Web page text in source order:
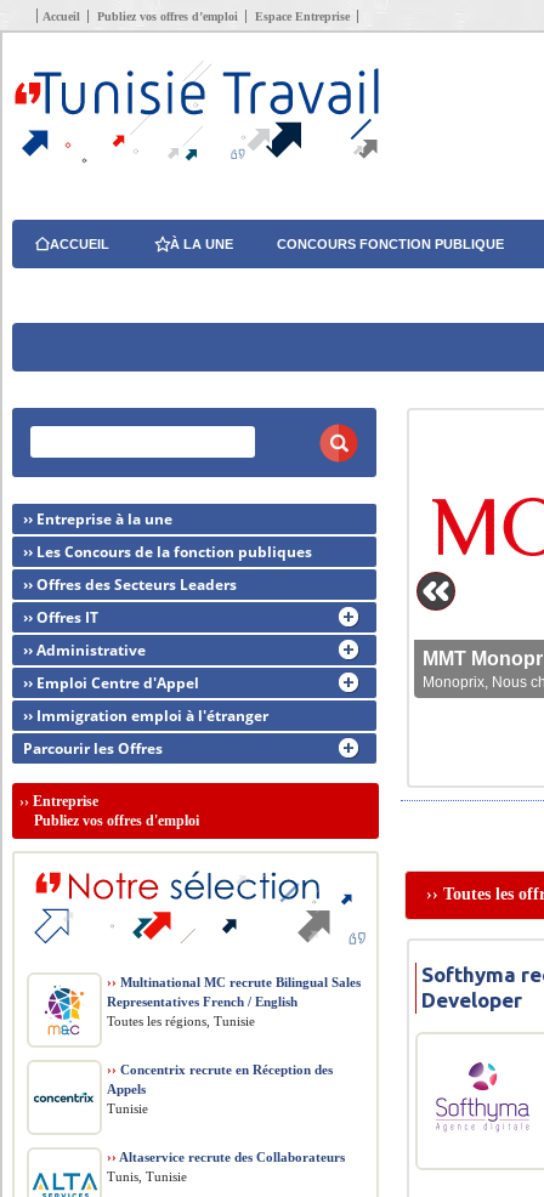
Accueil Publiez vos offres d’emploi Espace Entreprise
ACCUEIL À LA UNE CONCOURS FONCTION PUBLIQUE
MMT
Monoprix, Nous
›› Toutes les
Softhyma
Developer
›› Entreprise à la une
›› Les Concours de la fonction publiques
›› Offres des Secteurs Leaders
›› Offres IT
›› Administrative
›› Emploi Centre d'Appel
›› Immigration emploi à l'étranger
Parcourir les Offres
››Entreprise
Publiez vos offres d'emploi
›› Multinational MC recrute Bilingual Sales
Representatives French / English
Toutes les régions, Tunisie
›› Concentrix recrute en Réception des
Appels
Tunisie
›› Altaservice recrute des Collaborateurs
Tunis, Tunisie